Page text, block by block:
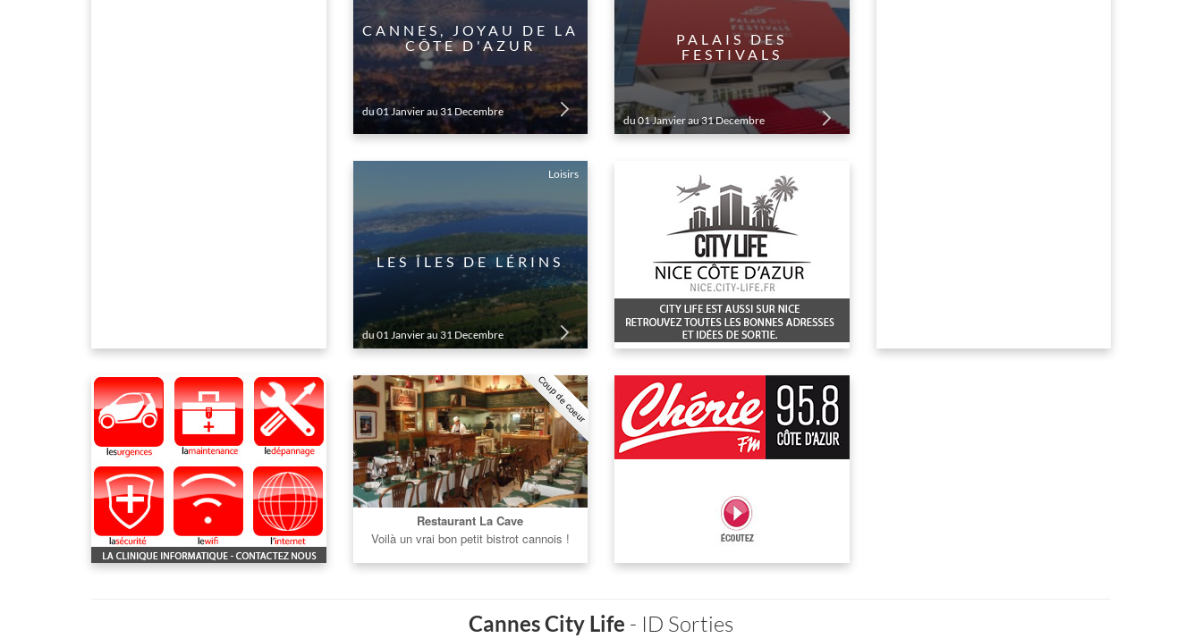
CANNES, JOYAU DE LA
CÔTE D'AZUR
du 01 Janvier au 31 Decembre
PALAIS DES
FESTIVALS
du 01 Janvier au 31 Decembre
Loisirs
LES ÎLES DE LÉRINS
du 01 Janvier au 31 Decembre
Coup de coeur
Restaurant La Cave
Voilà un vrai bon petit bistrot cannois !
Cannes City Life - ID Sorties